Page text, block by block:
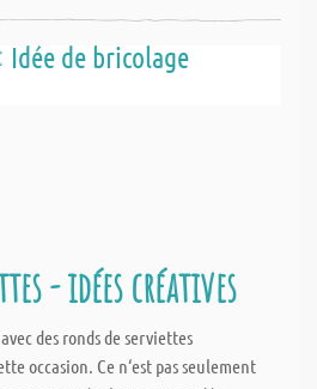
Idée de bricolage
- idées créatives
des ronds de serviettes
occasion. Ce n‘est pas seulement